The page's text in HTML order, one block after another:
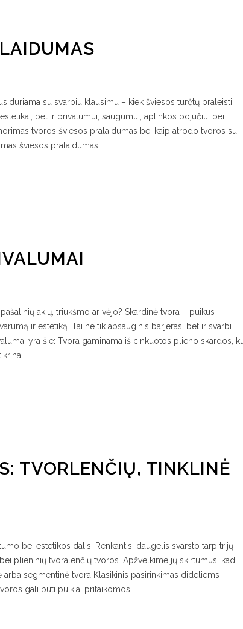
su svarbiu klausimu – kiek šviesos turėtų praleisti
bet ir privatumui, saugumui, aplinkos pojūčiui bei
tvoros šviesos pralaidumas bei kaip atrodo tvoros su
šviesos pralaidumas
akių, triukšmo ar vėjo? Skardinė tvora – puikus
ir estetiką. Tai ne tik apsauginis barjeras, bet ir svarbi
yra šie: Tvora gaminama iš cinkuotos plieno skardos,
TVORLENČIŲ, TINKLINĖ
bei estetikos dalis. Renkantis, daugelis svarsto tarp trijų
plieninių tvoralenčių tvoros. Apžvelkime jų skirtumus, kad
segmentinė tvora Klasikinis pasirinkimas dideliems
gali būti puikiai pritaikomos